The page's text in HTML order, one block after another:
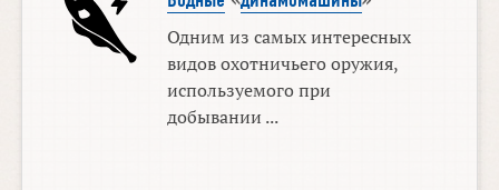
Одним из самых интересных
видов охотничьего оружия,
используемого при
добывании ...